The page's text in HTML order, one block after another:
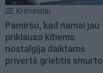
Kriminalai
Pamiršo, kad namai jau
priklauso kitiems:
nostalgija daiktams
privertė griebtis smurto